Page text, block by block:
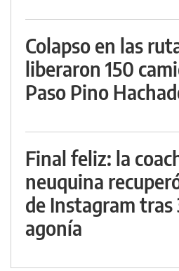
Colapso en las
liberaron 150
Paso Pino
Final feliz: la
neuquina
de Instagram tras
agonía